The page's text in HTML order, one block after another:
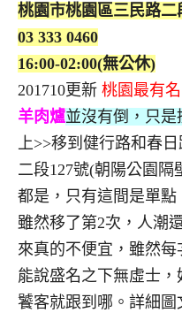
桃園市桃園區三民路二
03 333 0460
16:00-02:00(無公休)
201710更新 桃園最有名
羊肉爐並沒有倒，只是
上>>移到健行路和春
二段127號(朝陽公園
都是，只有這間是單點
雖然移了第2次，人潮
來真的不便宜，雖然
能說盛名之下無虛士
饕客就跟到哪。詳細圖